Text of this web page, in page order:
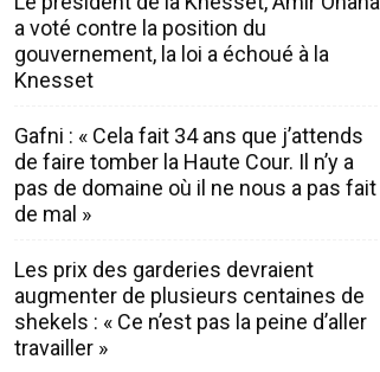
a voté contre la position du
gouvernement, la loi a échoué à la
Knesset
Gafni : « Cela fait 34 ans que j’attends
de faire tomber la Haute Cour. Il n’y a
pas de domaine où il ne nous a pas fait
de mal »
Les prix des garderies devraient
augmenter de plusieurs centaines de
shekels : « Ce n’est pas la peine d’aller
travailler »